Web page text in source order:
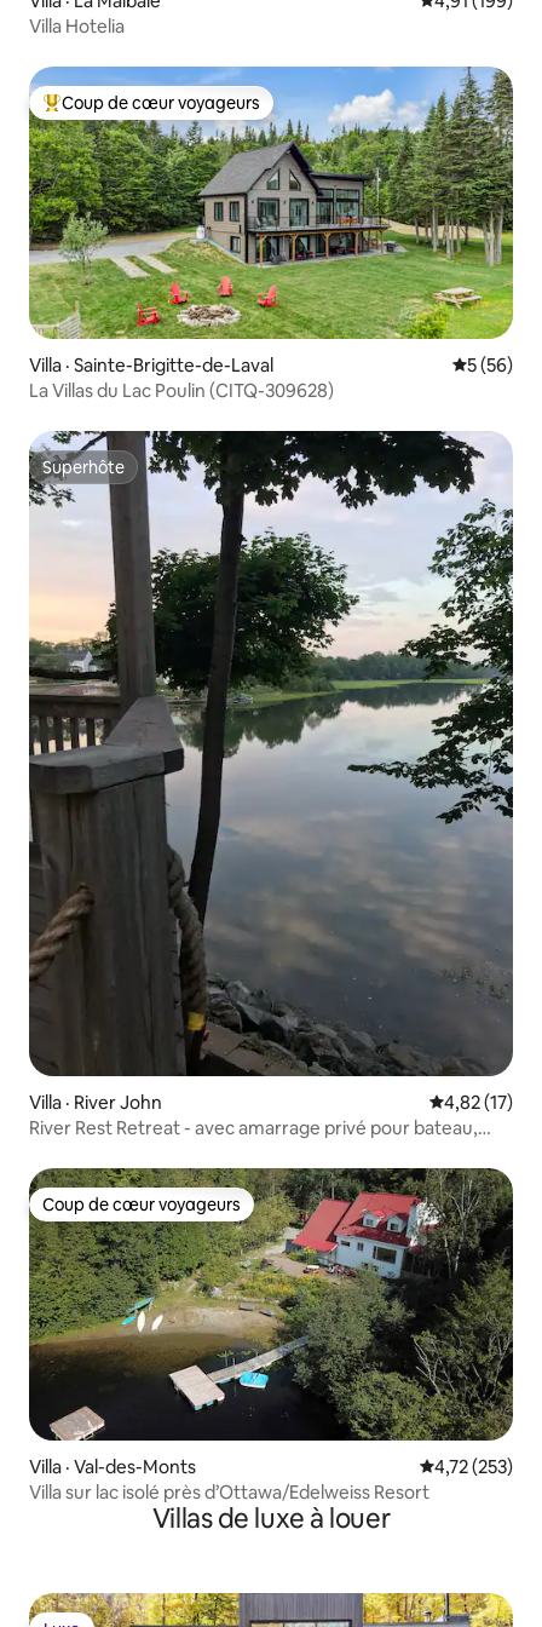
Villa Hotelia
Coup de cœur voyageurs parmi les plus aimés
Coup de cœur voyageurs
Villa · Sainte-Brigitte-de-Laval Note
5 (56)
La Villas du Lac Poulin (CITQ-309628)
Superhôte
Superhôte
Villa · River John Note
4,82 (17)
River Rest Retreat - avec amarrage privé pour bateau,
Coup de cœur voyageurs
Coup de cœur voyageurs
Villa · Val-des-Monts Note
4,72 (253)
Villa sur lac isolé près d’Ottawa/Edelweiss Resort
Villas de luxe à louer